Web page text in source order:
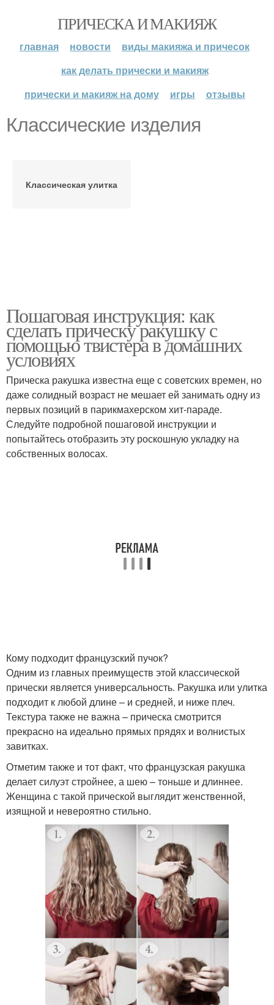
ПРИЧЕСКА И МАКИЯЖ
главная новости
виды макияжа и причесок
как делать прически и макияж
прически и макияж на дому
игры отзывы
Классические изделия
Классическая улитка
Пошаговая инструкция: как
сделать прическу ракушку с
помощью твистера в домашних
условиях
Прическа ракушка известна еще с советских времен, но
даже солидный возраст не мешает ей занимать одну из
первых позиций в парикмахерском хит-параде.
Следуйте подробной пошаговой инструкции и
попытайтесь отобразить эту роскошную укладку на
собственных волосах.
Кому подходит французский пучок?
Одним из главных преимуществ этой классической
прически является универсальность. Ракушка или улитка
подходит к любой длине – и средней, и ниже плеч.
Текстура также не важна – прическа смотрится
прекрасно на идеально прямых прядях и волнистых
завитках.
Отметим также и тот факт, что французская ракушка
делает силуэт стройнее, а шею – тоньше и длиннее.
Женщина с такой прической выглядит женственной,
изящной и невероятно стильно.